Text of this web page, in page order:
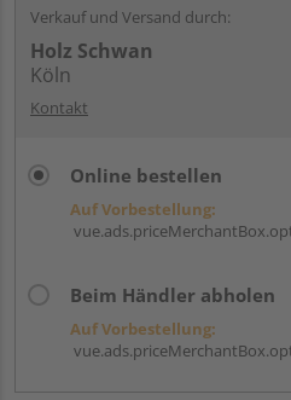
Verkauf und Versand durch:
Holz Schwan
Köln
Kontakt
Online bestellen
Auf Vorbestellung:
Beim Händler abholen
Auf Vorbestellung: